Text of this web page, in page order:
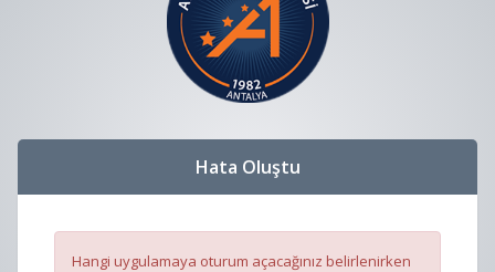
Hata Oluştu
Hangi uygulamaya oturum açacağınız belirlenirken